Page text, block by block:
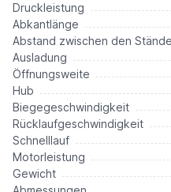
Druckleistung
Abkantlänge
Abstand zwischen den
Ausladung
Öffnungsweite
Hub
Biegegeschwindigkeit
Rücklaufgeschwindigkeit
Schnelllauf
Motorleistung
Gewicht